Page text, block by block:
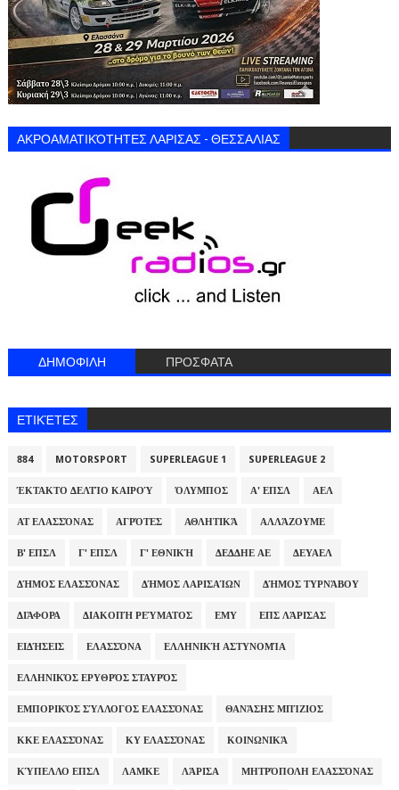
ΑΚΡΟΑΜΑΤΙΚΌΤΗΤΕΣ ΛΑΡΙΣΑΣ - ΘΕΣΣΑΛΙΑΣ
ΔΗΜΟΦΙΛΗ ΠΡΟΣΦΑΤΑ
ΕΤΙΚΈΤΕΣ
884 MOTORSPORT SUPERLEAGUE 1 SUPERLEAGUE 2
ΈΚΤΑΚΤΟ ΔΕΛΤΊΟ ΚΑΙΡΟΎ ΌΛΥΜΠΟΣ Α' ΕΠΣΛ ΑΕΛ
ΑΤ ΕΛΑΣΣΌΝΑΣ ΑΓΡΌΤΕΣ ΑΘΛΗΤΙΚΆ ΑΛΛΆΖΟΥΜΕ
Β' ΕΠΣΛ Γ' ΕΠΣΛ Γ' ΕΘΝΙΚΉ ΔΕΔΔΗΕ ΑΕ ΔΕΥΑΕΛ
ΔΉΜΟΣ ΕΛΑΣΣΌΝΑΣ ΔΉΜΟΣ ΛΑΡΙΣΑΊΩΝ ΔΉΜΟΣ ΤΥΡΝΆΒΟΥ
ΔΙΆΦΟΡΑ ΔΙΑΚΟΠΉ ΡΕΎΜΑΤΟΣ ΕΜΥ ΕΠΣ ΛΆΡΙΣΑΣ
ΕΙΔΉΣΕΙΣ ΕΛΑΣΣΌΝΑ ΕΛΛΗΝΙΚΉ ΑΣΤΥΝΟΜΊΑ
ΕΛΛΗΝΙΚΌΣ ΕΡΥΘΡΌΣ ΣΤΑΥΡΌΣ
ΕΜΠΟΡΙΚΌΣ ΣΎΛΛΟΓΟΣ ΕΛΑΣΣΌΝΑΣ ΘΑΝΆΣΗΣ ΜΠΊΖΙΟΣ
ΚΚΕ ΕΛΑΣΣΌΝΑΣ ΚΥ ΕΛΑΣΣΌΝΑΣ ΚΟΙΝΩΝΙΚΆ
ΚΎΠΕΛΛΟ ΕΠΣΛ ΛΑΜΚΕ ΛΆΡΙΣΑ ΜΗΤΡΌΠΟΛΗ ΕΛΑΣΣΌΝΑΣ